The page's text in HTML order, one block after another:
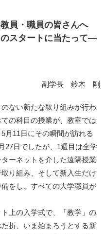
員・職員の皆さんへ
スタートに当たって―
副学長 鈴木 剛
ない新たな取り組みが行わ
の科目の授業が、教室では
月11日にその瞬間が訪れる
27日でしたが、1週目は全学
ーネットを介した遠隔授業
り組み、そして新入生だけ
をし、すべての大学職員が
上の入学式で、「教学」の
折、いま始まろうとする新